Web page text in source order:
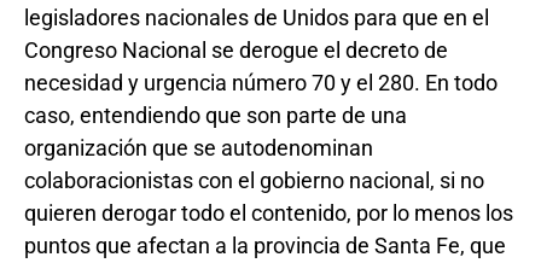
legisladores nacionales de Unidos para que en el
Congreso Nacional se derogue el decreto de
necesidad y urgencia número 70 y el 280. En todo
caso, entendiendo que son parte de una
organización que se autodenominan
colaboracionistas con el gobierno nacional, si no
quieren derogar todo el contenido, por lo menos los
puntos que afectan a la provincia de Santa Fe, que